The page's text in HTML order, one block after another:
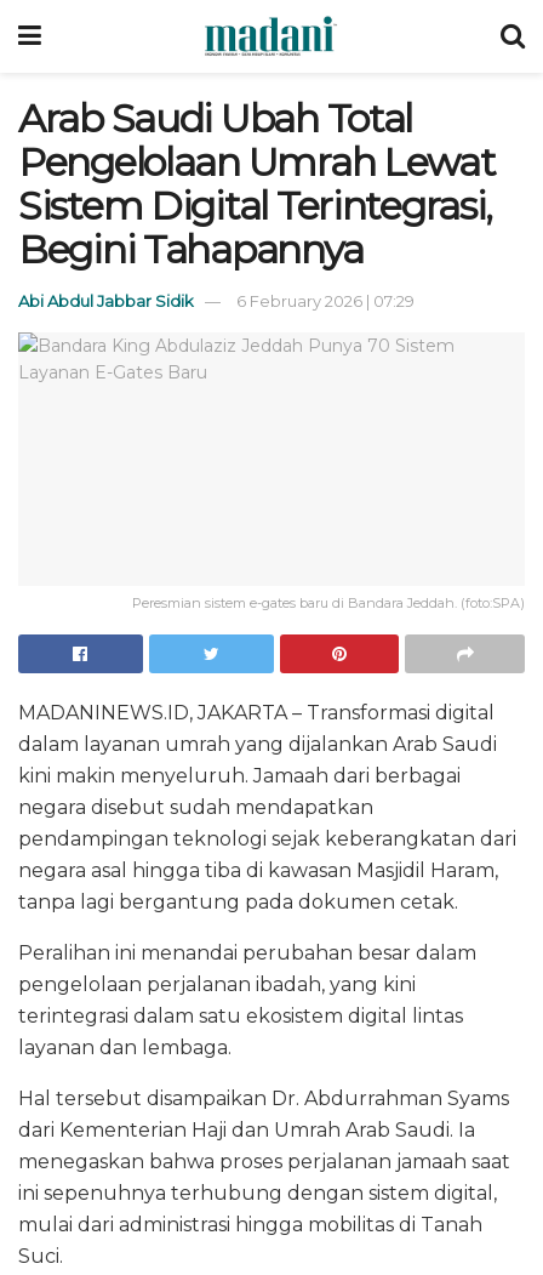
Arab Saudi Ubah Total
Pengelolaan Umrah Lewat
Sistem Digital Terintegrasi,
Begini Tahapannya
Abi Abdul Jabbar Sidik 6 February 2026 | 07:29
Peresmian sistem e-gates baru di Bandara Jeddah. (foto:SPA)
MADANINEWS.ID, JAKARTA – Transformasi digital
dalam layanan umrah yang dijalankan Arab Saudi
kini makin menyeluruh. Jamaah dari berbagai
negara disebut sudah mendapatkan
pendampingan teknologi sejak keberangkatan dari
negara asal hingga tiba di kawasan Masjidil Haram,
tanpa lagi bergantung pada dokumen cetak.
Peralihan ini menandai perubahan besar dalam
pengelolaan perjalanan ibadah, yang kini
terintegrasi dalam satu ekosistem digital lintas
layanan dan lembaga.
Hal tersebut disampaikan Dr. Abdurrahman Syams
dari Kementerian Haji dan Umrah Arab Saudi. Ia
menegaskan bahwa proses perjalanan jamaah saat
ini sepenuhnya terhubung dengan sistem digital,
mulai dari administrasi hingga mobilitas di Tanah
Suci.